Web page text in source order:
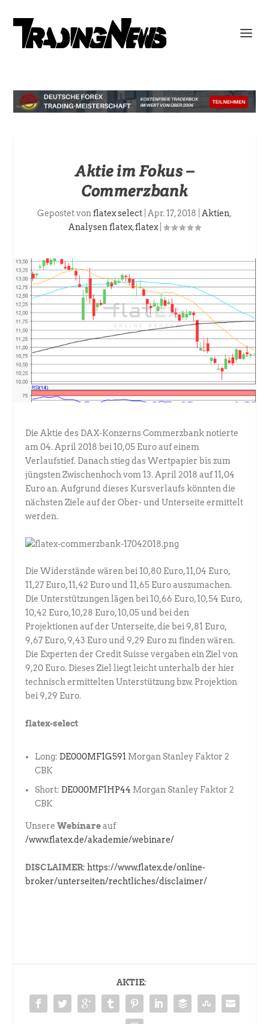
Aktie im Fokus –
Commerzbank
Gepostet vonflatex select Apr. 17, 2018 Aktien,
Analysen flatex,flatex
Die Aktie des DAX-Konzerns Commerzbank notierte
am 04. April 2018 bei 10,05 Euro auf einem
Verlaufstief. Danach stieg das Wertpapier bis zum
jüngsten Zwischenhoch vom 13. April 2018 auf 11,04
Euro an. Aufgrund dieses Kursverlaufs könnten die
nächsten Ziele auf der Ober- und Unterseite ermittelt
werden.
Die Widerstände wären bei 10,80 Euro, 11,04 Euro,
11,27 Euro, 11,42 Euro und 11,65 Euro auszumachen.
Die Unterstützungen lägen bei 10,66 Euro, 10,54 Euro,
10,42 Euro, 10,28 Euro, 10,05 und bei den
Projektionen auf der Unterseite, die bei 9,81 Euro,
9,67 Euro, 9,43 Euro und 9,29 Euro zu finden wären.
Die Experten der Credit Suisse vergaben ein Ziel von
9,20 Euro. Dieses Ziel liegt leicht unterhalb der hier
technisch ermittelten Unterstützung bzw. Projektion
bei 9,29 Euro.
flatex-select
Long: DE000MF1G591 Morgan Stanley Faktor 2
CBK
Short: DE000MF1HP44 Morgan Stanley Faktor 2
CBK
UnsereWebinareauf
/www.flatex.de/akademie/webinare/
DISCLAIMER: https://www.flatex.de/online-
broker/unterseiten/rechtliches/disclaimer/
AKTIE: